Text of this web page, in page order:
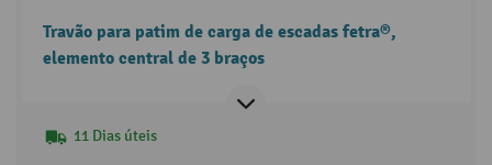
Travão para patim de carga de escadas fetra®,
elemento central de 3 braços
11 Dias úteis